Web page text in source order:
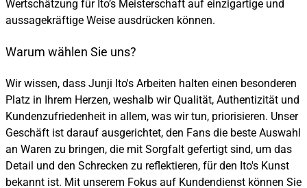
Wertschätzung für Ito’s Meisterschaft auf einzigartige und
aussagekräftige Weise ausdrücken können.
Warum wählen Sie uns?
Wir wissen, dass Junji Ito's Arbeiten halten einen besonderen
Platz in Ihrem Herzen, weshalb wir Qualität, Authentizität und
Kundenzufriedenheit in allem, was wir tun, priorisieren. Unser
Geschäft ist darauf ausgerichtet, den Fans die beste Auswahl
an Waren zu bringen, die mit Sorgfalt gefertigt sind, um das
Detail und den Schrecken zu reflektieren, für den Ito's Kunst
bekannt ist. Mit unserem Fokus auf Kundendienst können Sie